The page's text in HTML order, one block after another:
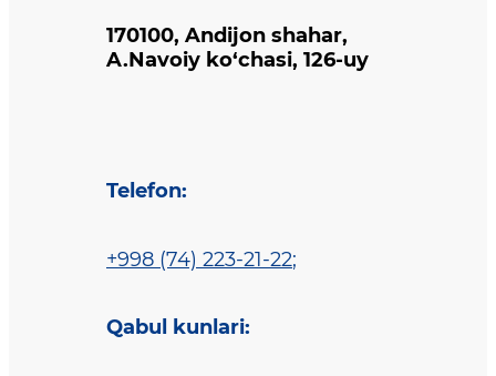
170100, Andijon shahar,
A.Navoiy ko‘chasi, 126-uy
Telefon:
+998 (74) 223-21-22;
Qabul kunlari: